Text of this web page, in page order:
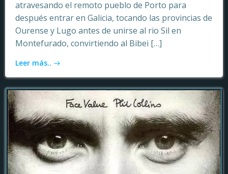
atravesando el remoto pueblo de Porto para
después entrar en Galicia, tocando las provincias de
Ourense y Lugo antes de unirse al rio Sil en
Montefurado, convirtiendo al Bibei […]
Leer más..